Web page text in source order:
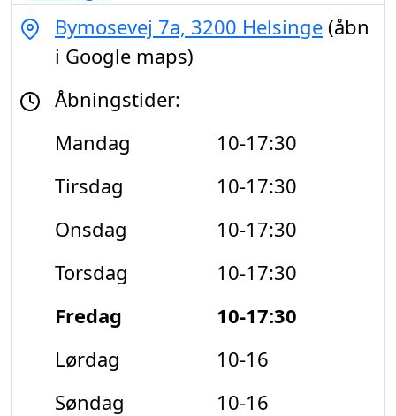
Bymosevej 7a, 3200 Helsinge (åbn
i Google maps)
Åbningstider:
Mandag
10-17:30
Tirsdag
10-17:30
Onsdag
10-17:30
Torsdag
10-17:30
Fredag
10-17:30
Lørdag
10-16
Søndag
10-16